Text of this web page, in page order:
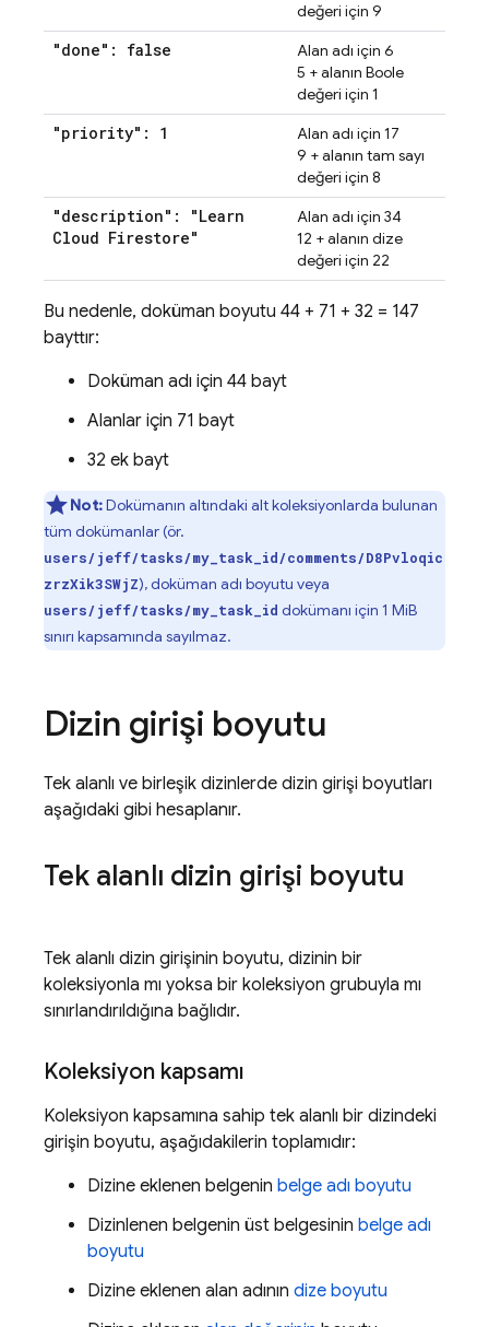
değeri için 9
"done": false
Alan adı için 6
5 + alanın Boole
değeri için 1
"priority": 1
Alan adı için 17
9 + alanın tam sayı
değeri için 8
"description": "Learn
Cloud Firestore"
Alan adı için 34
12 + alanın dize
değeri için 22
Bu nedenle, doküman boyutu 44 + 71 + 32 = 147
bayttır:
Doküman adı için 44 bayt
Alanlar için 71 bayt
32 ek bayt
Not:Dokümanın altındaki alt koleksiyonlarda bulunan
tüm dokümanlar (ör.
users/jeff/tasks/my_task_id/comments/D8Pvloqic
zrzXik3SWjZ), doküman adı boyutu veya
users/jeff/tasks/my_task_id dokümanı için 1 MiB
sınırı kapsamında sayılmaz.
Dizin girişi boyutu
Tek alanlı ve birleşik dizinlerde dizin girişi boyutları
aşağıdaki gibi hesaplanır.
Tek alanlı dizin girişi boyutu
Tek alanlı dizin girişinin boyutu, dizinin bir
koleksiyonla mı yoksa bir koleksiyon grubuyla mı
sınırlandırıldığına bağlıdır.
Koleksiyon kapsamı
Koleksiyon kapsamına sahip tek alanlı bir dizindeki
girişin boyutu, aşağıdakilerin toplamıdır:
Dizine eklenen belgenin belge adı boyutu
Dizinlenen belgenin üst belgesinin belge adı
boyutu
Dizine eklenen alan adının dize boyutu